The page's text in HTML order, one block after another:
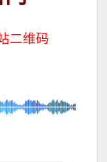
二维码